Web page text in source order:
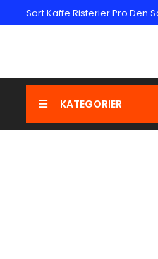
Sort Kaffe Risterier Pro Den
KATEGORIER